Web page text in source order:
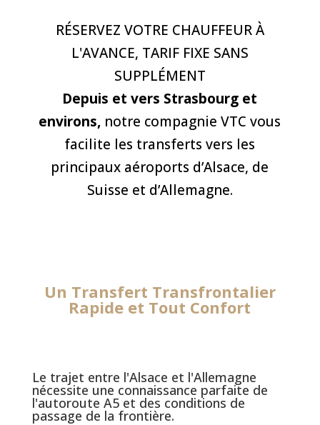
RÉSERVEZ VOTRE CHAUFFEUR À
L'AVANCE, TARIF FIXE SANS
SUPPLÉMENT
Depuis et vers Strasbourg et
environs, notre compagnie VTC vous
facilite les transferts vers les
principaux aéroports d’Alsace, de
Suisse et d’Allemagne.
Un Transfert Transfrontalier
Rapide et Tout Confort
Le trajet entre l'Alsace et l'Allemagne
nécessite une connaissance parfaite de
l'autoroute A5 et des conditions de
passage de la frontière.